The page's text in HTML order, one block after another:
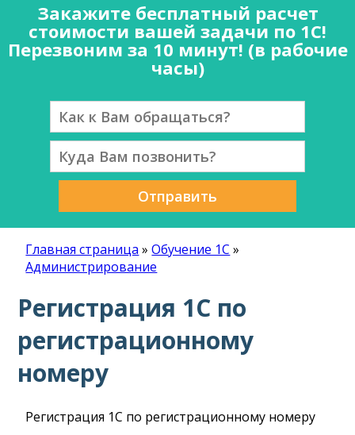
Закажите бесплатный расчет
стоимости вашей задачи по 1С!
Перезвоним за 10 минут! (в рабочие
часы)
Отправить
Главная страница »Обучение 1С »
Администрирование
Регистрация 1С по
регистрационному
номеру
Регистрация 1С по регистрационному номеру